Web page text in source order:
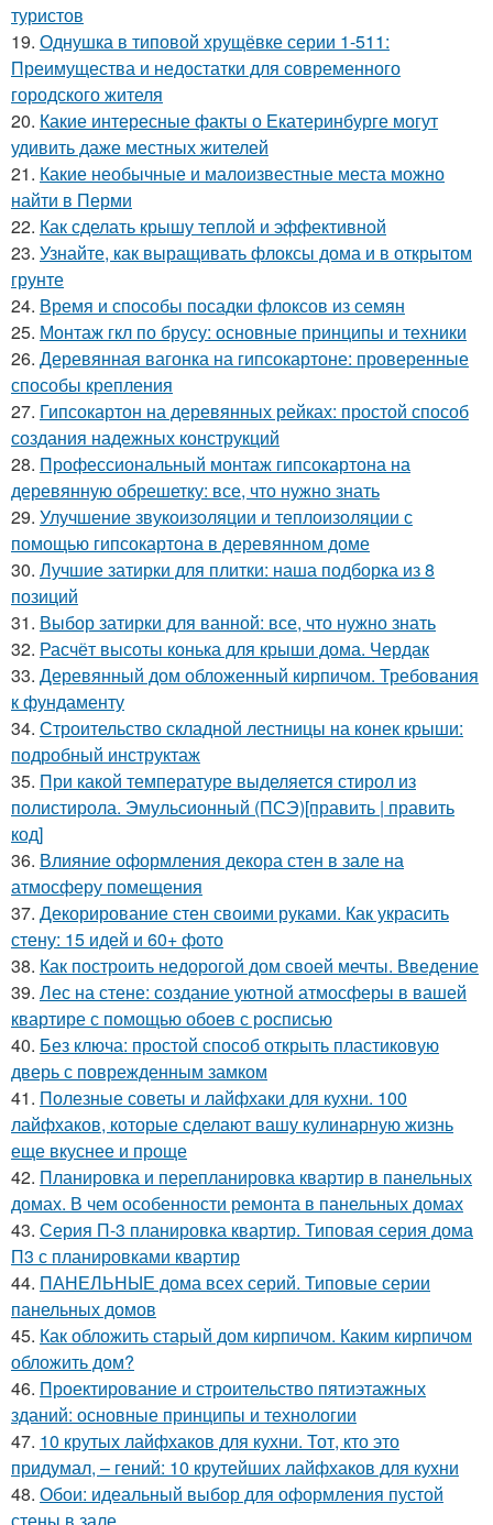
туристов
19. Однушка в типовой хрущёвке серии 1-511:
Преимущества и недостатки для современного
городского жителя
20. Какие интересные факты о Екатеринбурге могут
удивить даже местных жителей
21. Какие необычные и малоизвестные места можно
найти в Перми
22. Как сделать крышу теплой и эффективной
23. Узнайте, как выращивать флоксы дома и в открытом
грунте
24. Время и способы посадки флоксов из семян
25. Монтаж гкл по брусу: основные принципы и техники
26. Деревянная вагонка на гипсокартоне: проверенные
способы крепления
27. Гипсокартон на деревянных рейках: простой способ
создания надежных конструкций
28. Профессиональный монтаж гипсокартона на
деревянную обрешетку: все, что нужно знать
29. Улучшение звукоизоляции и теплоизоляции с
помощью гипсокартона в деревянном доме
30. Лучшие затирки для плитки: наша подборка из 8
позиций
31. Выбор затирки для ванной: все, что нужно знать
32. Расчёт высоты конька для крыши дома. Чердак
33. Деревянный дом обложенный кирпичом. Требования
к фундаменту
34. Строительство складной лестницы на конек крыши:
подробный инструктаж
35. При какой температуре выделяется стирол из
полистирола. Эмульсионный (ПСЭ)[править | править
код]
36. Влияние оформления декора стен в зале на
атмосферу помещения
37. Декорирование стен своими руками. Как украсить
стену: 15 идей и 60+ фото
38. Как построить недорогой дом своей мечты. Введение
39. Лес на стене: создание уютной атмосферы в вашей
квартире с помощью обоев с росписью
40. Без ключа: простой способ открыть пластиковую
дверь с поврежденным замком
41. Полезные советы и лайфхаки для кухни. 100
лайфхаков, которые сделают вашу кулинарную жизнь
еще вкуснее и проще
42. Планировка и перепланировка квартир в панельных
домах. В чем особенности ремонта в панельных домах
43. Серия П-3 планировка квартир. Типовая серия дома
П3 с планировками квартир
44. ПАНЕЛЬНЫЕ дома всех серий. Типовые серии
панельных домов
45. Как обложить старый дом кирпичом. Каким кирпичом
обложить дом?
46. Проектирование и строительство пятиэтажных
зданий: основные принципы и технологии
47. 10 крутых лайфхаков для кухни. Тот, кто это
придумал, – гений: 10 крутейших лайфхаков для кухни
48. Обои: идеальный выбор для оформления пустой